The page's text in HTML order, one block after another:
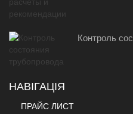
Контроль
НАВІГАЦІЯ
ПРАЙС ЛИСТ